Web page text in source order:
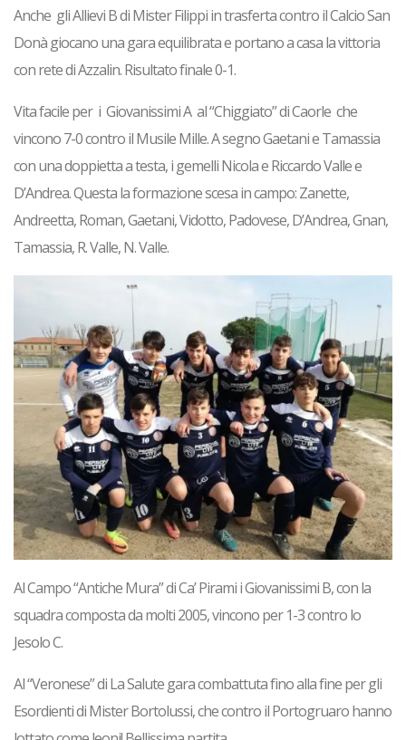
Anche gliAllieviB di Mister Filippi in trasferta contro il Calcio San
Donà giocano una gara equilibrata e portano a casa la vittoria
con rete di Azzalin. Risultato finale 0-1.
Vita facile per i GiovanissimiA al “Chiggiato” di Caorle che
vincono 7-0 contro il Musile Mille. A segno Gaetani e Tamassia
con una doppietta a testa, i gemelli Nicola e Riccardo Valle e
D’Andrea. Questa la formazione scesa in campo: Zanette,
Andreetta, Roman, Gaetani, Vidotto, Padovese, D’Andrea, Gnan,
Tamassia, R. Valle, N. Valle.
Al Campo “Antiche Mura” di Ca’ Pirami iGiovanissimiB, con la
squadra composta da molti 2005, vincono per 1-3 contro lo
Jesolo C.
Al “Veronese” di La Salute gara combattuta fino alla fine per gli
Esordientidi Mister Bortolussi, che contro il Portogruaro hanno